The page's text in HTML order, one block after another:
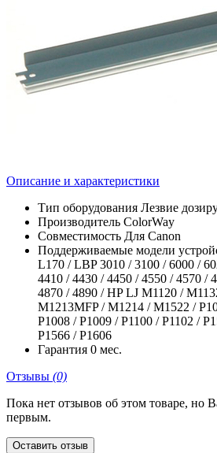
Описание и характеристики
Тип оборудования Лезвие
Производитель ColorWay
Совместимость Для Canon
Поддерживаемые модели
L170 / LBP 3010 / 3100 / 6000 /
4410 / 4430 / 4450 / 4550 / 4570 /
4870 / 4890 / HP LJ M1120 /
M1213MFP / M1214 / M1522 /
P1008 / P1009 / P1100 / P1102 /
P1566 / P1606
Гарантия 0 мес.
Отзывы (0)
Пока нет отзывов об этом товаре, но
первым.
Оставить отзыв